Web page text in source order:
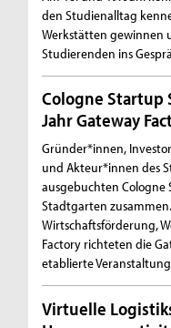
den Studienalltag
Werkstätten gewinnen
Studierenden ins
Cologne Startup
Jahr Gateway
Gründer*innen,
und Akteur*innen des
ausgebuchten
Stadtgarten
Wirtschaftsförderung,
Factory richteten die
etablierte
Virtuelle